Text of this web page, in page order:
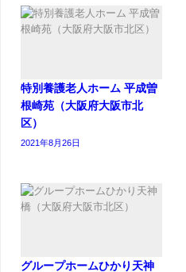
特別養護老人ホーム 平成曽
根崎苑（大阪府大阪市北
区）
2021年8月26日
グループホームひかり天神